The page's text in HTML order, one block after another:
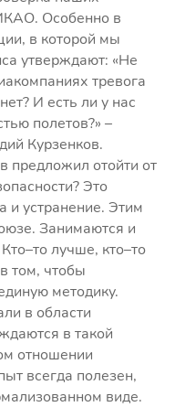
Особенно в
в которой мы
утверждают: «Не
тревога
И есть ли у нас
полетов?» –
Курзенков.
отойти от
Это
и устранение. Этим
Занимаются и
лучше, кто–то
том, чтобы
методику.
в области
в такой
отношении
всегда полезен,
виде.